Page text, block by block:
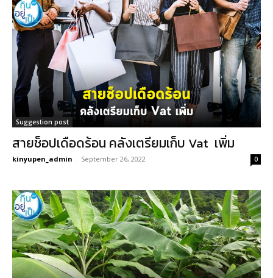
Suggestion post
สายช็อปเดือดร้อน คลังเตรียมเก็บ Vat เพิ่ม
kinyupen_admin - September 26, 2022 0